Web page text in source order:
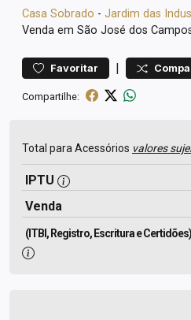
Casa Sobrado - Jardim das
Venda em São José dos
Favoritar |
Compartilhe:
Total para Acessórios valores
IPTU
Venda
(ITBI, Registro, Escritura e Certidões)